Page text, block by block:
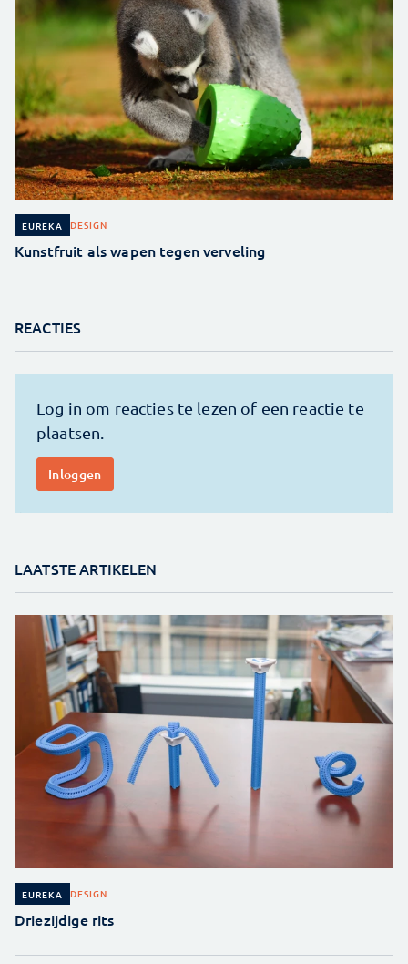
EUREKA DESIGN
Kunstfruit als wapen tegen verveling
REACTIES
LAATSTE ARTIKELEN
EUREKA DESIGN
Driezijdige rits